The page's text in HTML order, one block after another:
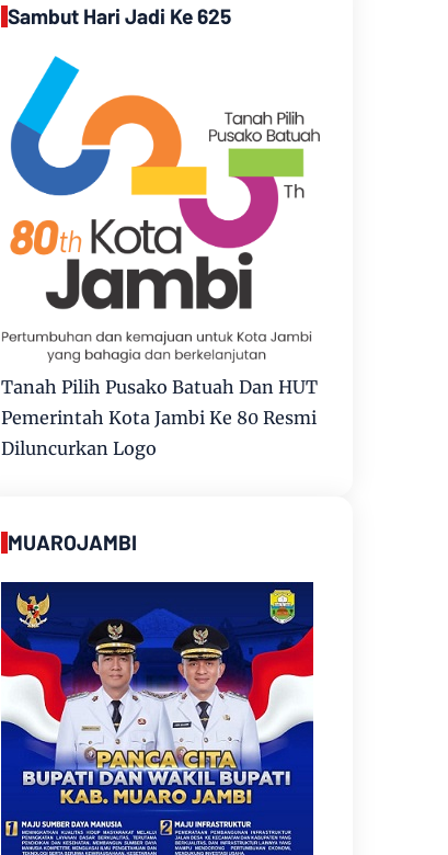
Sambut Hari Jadi Ke 625
Tanah Pilih Pusako Batuah Dan HUT
Pemerintah Kota Jambi Ke 80 Resmi
Diluncurkan Logo
MUAROJAMBI